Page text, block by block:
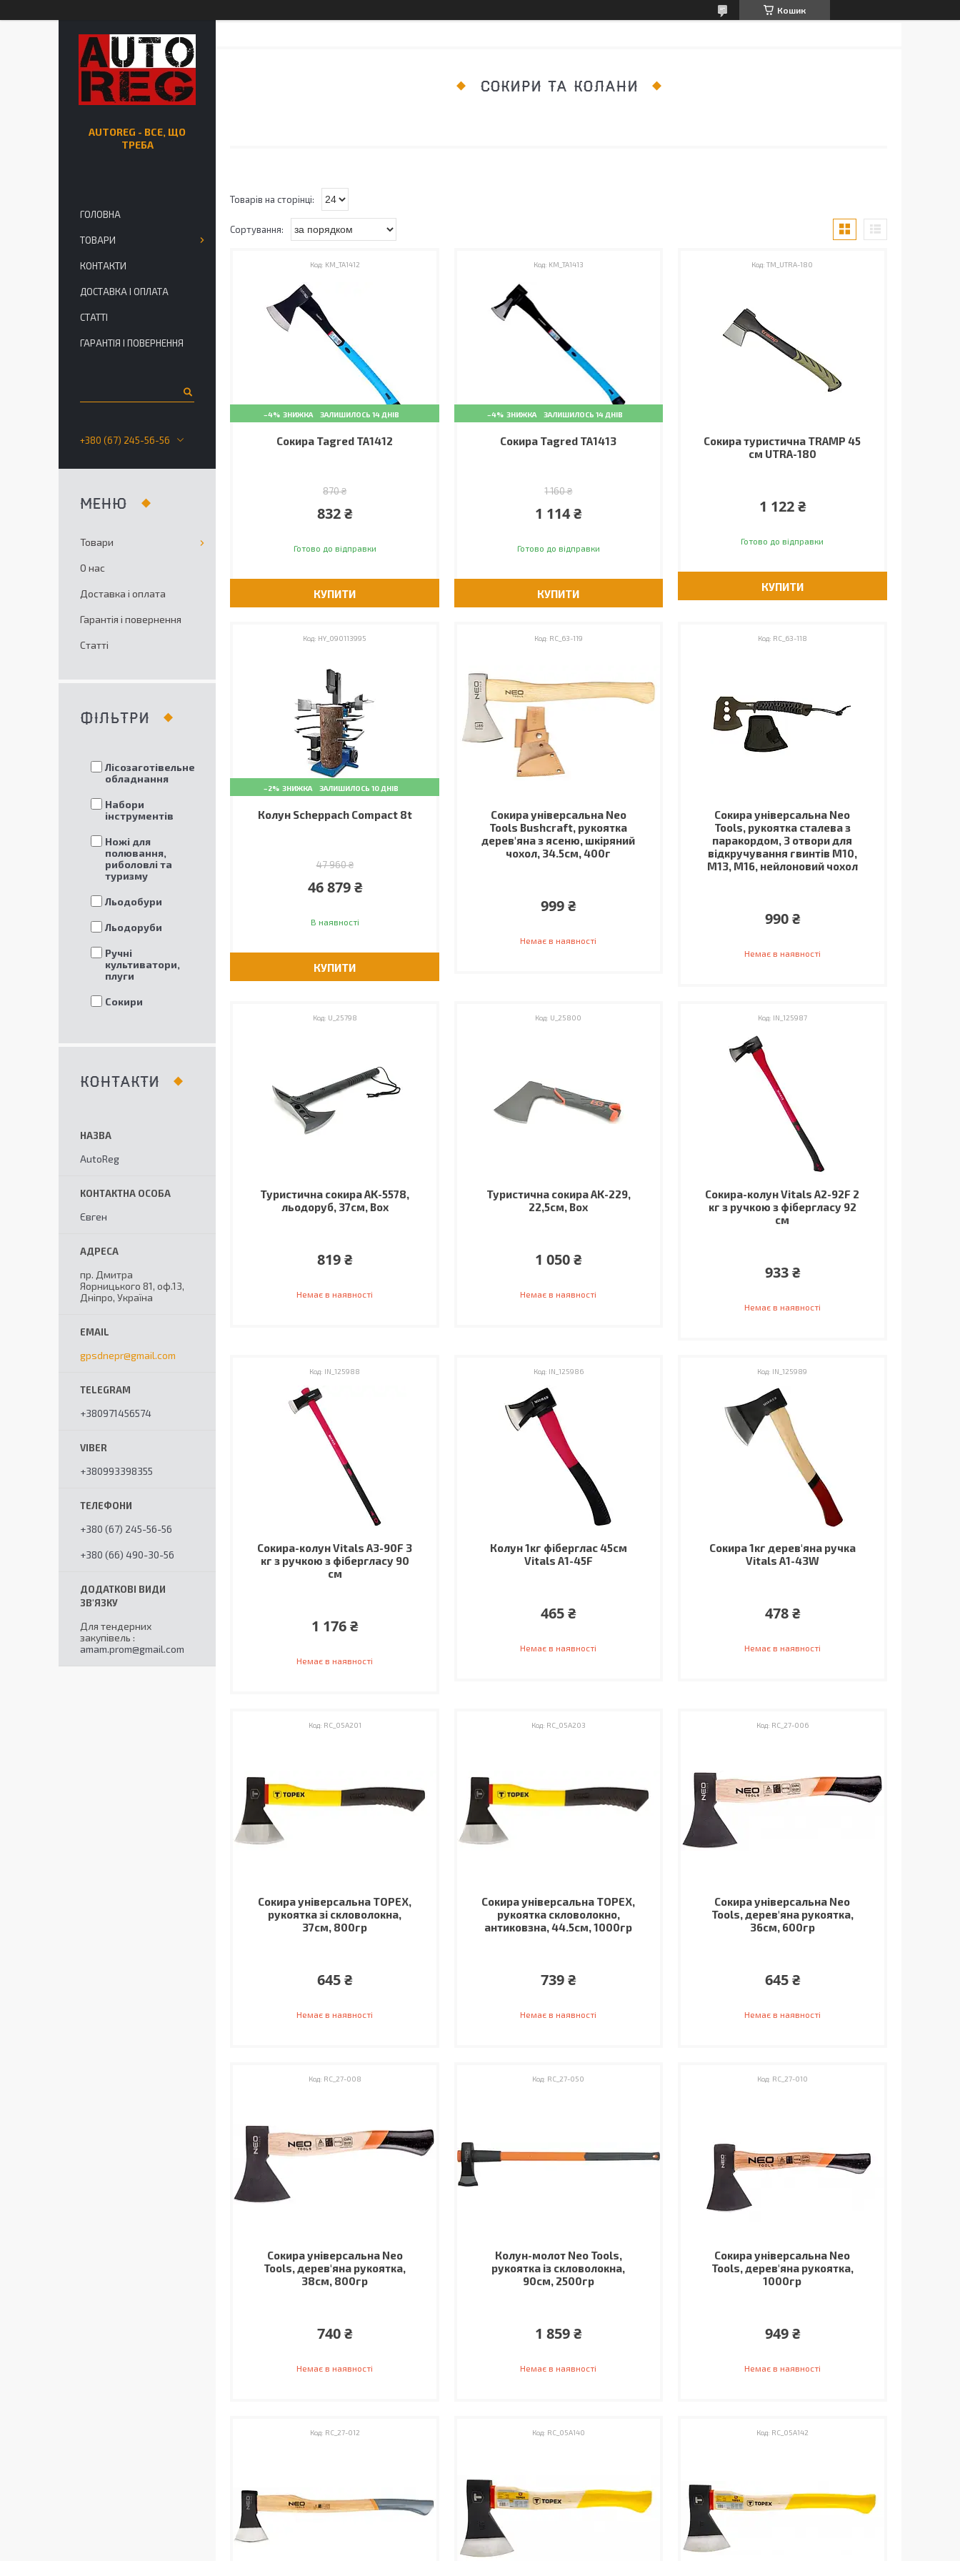
Кошик
СОКИРИ ТА КОЛАНИ
KM_TA1412
–4% ЗАЛИШИЛОСЬ 14 ДНІВ
Сокира Tagred TA1412
870 ₴
832 ₴
Готово до відправки
КУПИТИ
KM_TA1413
–4% ЗАЛИШИЛОСЬ 14 ДНІВ
Сокира Tagred TA1413
1 160 ₴
1 114 ₴
Готово до відправки
КУПИТИ
TM_UTRA-180
Сокира туристична TRAMP 45
см UTRA-180
1 122 ₴
Готово до відправки
КУПИТИ
HY_090113995
–2% ЗАЛИШИЛОСЬ 10 ДНІВ
Колун Scheppach Compact 8t
47 960 ₴
46 879 ₴
В наявності
КУПИТИ
RC_63-119
Сокира універсальна Neo
Tools Bushcraft, рукоятка
дерев'яна з ясеню, шкіряний
чохол, 34.5см, 400г
999 ₴
Немає в наявності
RC_63-118
Сокира універсальна Neo
Tools, рукоятка сталева з
паракордом, 3 отвори для
відкручування гвинтів M10,
M13, M16, нейлоновий чохол
990 ₴
Немає в наявності
U_25798
Туристична сокира AK-5578,
льодоруб, 37см, Box
819 ₴
Немає в наявності
U_25800
Туристична сокира AK-229,
22,5см, Box
1 050 ₴
Немає в наявності
IN_125987
Сокира-колун Vitals A2-92F 2
кг з ручкою з фібергласу 92
см
933 ₴
Немає в наявності
IN_125988
Сокира-колун Vitals A3-90F 3
кг з ручкою з фібергласу 90
см
1 176 ₴
Немає в наявності
IN_125986
Колун 1кг фіберглас 45см
Vitals A1-45F
465 ₴
Немає в наявності
IN_125989
Сокира 1кг дерев'яна ручка
Vitals A1-43W
478 ₴
Немає в наявності
RC_05A201
Сокира універсальна TOPEX,
рукоятка зі скловолокна,
37см, 800гр
645 ₴
Немає в наявності
RC_05A203
Сокира універсальна TOPEX,
рукоятка скловолокно,
антиковзна, 44.5см, 1000гр
739 ₴
Немає в наявності
RC_27-006
Сокира універсальна Neo
Tools, дерев'яна рукоятка,
36см, 600гр
645 ₴
Немає в наявності
RC_27-008
Сокира універсальна Neo
Tools, дерев'яна рукоятка,
38см, 800гр
740 ₴
Немає в наявності
RC_27-050
Колун-молот Neo Tools,
рукоятка iз скловолокна,
90см, 2500гр
1 859 ₴
Немає в наявності
RC_27-010
Сокира універсальна Neo
Tools, дерев'яна рукоятка,
1000гр
949 ₴
Немає в наявності
RC_27-012 RC_05A140 RC_05A142
AUTOREG - ВСЕ, ЩО
ТРЕБА
ГОЛОВНА
ТОВАРИ
КОНТАКТИ
ДОСТАВКА І ОПЛАТА
СТАТТІ
ГАРАНТІЯ І ПОВЕРНЕННЯ
+380 (67) 245-56-56
Товари
О нас
Доставка і оплата
Гарантія і повернення
Статті
ФІЛЬТРИ
Лісозаготівельне
обладнання
Набори
інструментів
Ножі для
полювання,
риболовлі та
туризму
Льодобури
Льодоруби
Ручні
культиватори,
плуги
Сокири
КОНТАКТИ
AutoReg
Євген
пр. Дмитра
Яорницького 81, оф.13,
Дніпро, Україна
gpsdnepr@gmail.com
+380971456574
+380993398355
+380 (67) 245-56-56
+380 (66) 490-30-56
Для тендерних
закупівель
amam.prom@gmail.com